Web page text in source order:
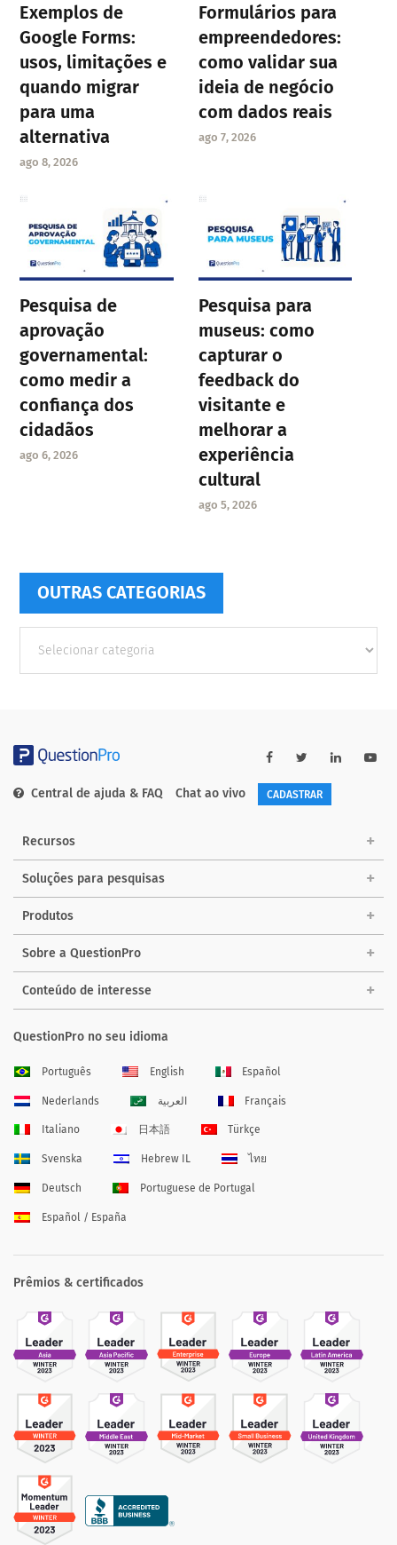
Exemplos de
Google Forms:
usos, limitações e
quando migrar
para uma
alternativa
ago 8, 2026
Formulários para
empreendedores:
como validar sua
ideia de negócio
com dados reais
ago 7, 2026
Pesquisa de
aprovação
governamental:
como medir a
confiança dos
cidadãos
ago 6, 2026
Pesquisa para
museus: como
capturar o
feedback do
visitante e
melhorar a
experiência
cultural
ago 5, 2026
OUTRAS CATEGORIAS
Categorias
Central de ajuda & FAQ Chat ao vivo CADASTRAR
Recursos
Soluções para pesquisas
Produtos
Sobre a QuestionPro
Conteúdo de interesse
QuestionPro no seu idioma
Português English Español
Nederlands العربية Français
Italiano 日本語 Türkçe
Svenska Hebrew IL ไทย
Deutsch Portuguese de Portugal
Español / España
Prêmios & certificados